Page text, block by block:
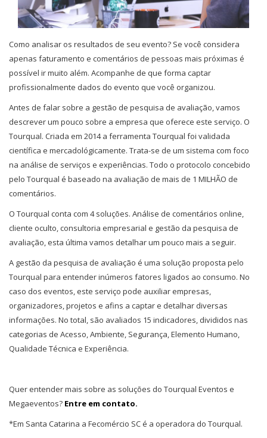
Como analisar os resultados de seu evento? Se você considera
apenas faturamento e comentários de pessoas mais próximas é
possível ir muito além. Acompanhe de que forma captar
profissionalmente dados do evento que você organizou.
Antes de falar sobre a gestão de pesquisa de avaliação, vamos
descrever um pouco sobre a empresa que oferece este serviço. O
Tourqual. Criada em 2014 a ferramenta Tourqual foi validada
científica e mercadológicamente. Trata-se de um sistema com foco
na análise de serviços e experiências. Todo o protocolo concebido
pelo Tourqual é baseado na avaliação de mais de 1 MILHÃO de
comentários.
O Tourqual conta com 4 soluções. Análise de comentários online,
cliente oculto, consultoria empresarial e gestão da pesquisa de
avaliação, esta última vamos detalhar um pouco mais a seguir.
A gestão da pesquisa de avaliação é uma solução proposta pelo
Tourqual para entender inúmeros fatores ligados ao consumo. No
caso dos eventos, este serviço pode auxiliar empresas,
organizadores, projetos e afins a captar e detalhar diversas
informações. No total, são avaliados 15 indicadores, divididos nas
categorias de Acesso, Ambiente, Segurança, Elemento Humano,
Qualidade Técnica e Experiência.
Quer entender mais sobre as soluções do Tourqual Eventos e
Megaeventos? Entre em contato.
*Em Santa Catarina a Fecomércio SC é a operadora do Tourqual.